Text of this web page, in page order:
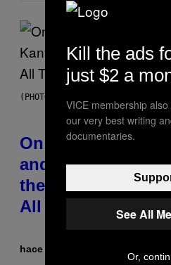
(PHOTO BY DANIEL BOCZARSKI/
On This Day 15
and Kanye West
the Best
All Time
hace 27 minutos
Kill the ads
just $2 a
VICE membership
our very best writing
documentaries.
See All
Or,